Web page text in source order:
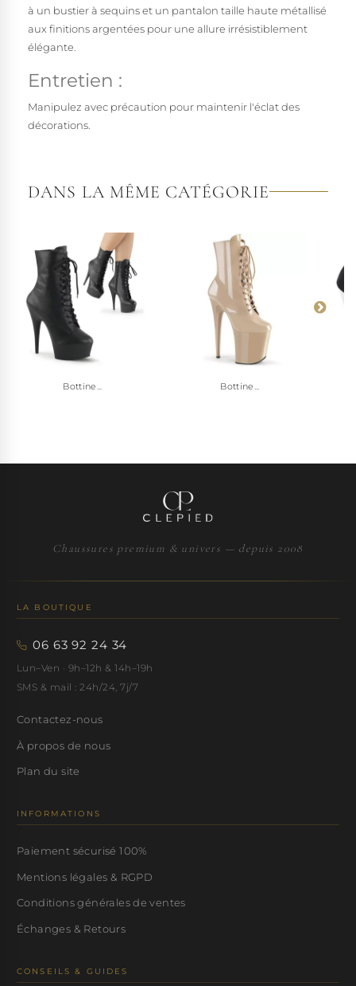
à un bustier à sequins et un pantalon taille haute métallisé
aux finitions argentées pour une allure irrésistiblement
élégante.
Entretien :
Manipulez avec précaution pour maintenir l'éclat des
décorations.
DANS LA MÊME CATÉGORIE
Bottine... Bottine...
Chaussures premium & univers — depuis 2008
LA BOUTIQUE
06 63 92 24 34
Lun–Ven · 9h–12h & 14h–19h
SMS & mail : 24h/24, 7j/7
Contactez-nous
À propos de nous
Plan du site
INFORMATIONS
Paiement sécurisé 100%
Mentions légales & RGPD
Conditions générales de ventes
Échanges & Retours
CONSEILS & GUIDES